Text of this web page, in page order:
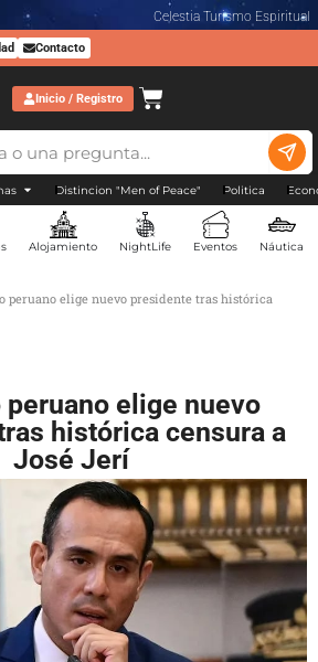
Celestia Turismo Espiritual
Contacto
Inicio / Registro
Distincion "Men of Peace" Politica
Alojamiento NightLife Eventos Náutica
peruano elige nuevo presidente tras histórica
peruano elige nuevo
histórica censura a
José Jerí